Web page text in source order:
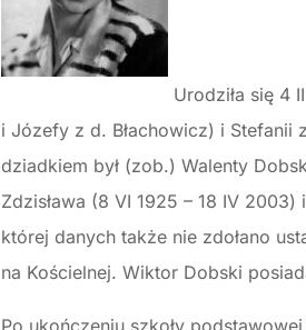
Urodziła się 4
i Józefy z d. Błachowicz) i Stefanii
dziadkiem był (zob.) Walenty
Zdzisława (8 VI 1925 – 18 IV
której danych także nie zdołano
na Kościelnej. Wiktor Dobski
Po ukończeniu szkoły